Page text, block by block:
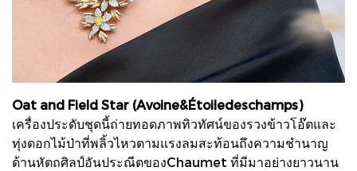
Oat and Field Star (Avoine&Étoiledeschamps)
เครื่องประดับชุดนี้ถ่ายทอดภาพทิวทัศน์ของรวงข้าวโอ๊ตและ
ทุ่งดอกไม้ป่าที่พลิ้วไหวตามแรงลมสะท้อนถึงความชำนาญ
ด้านหัตถศิลป์อันประณีตของChaumet ที่มีมาอย่างยาวนาน